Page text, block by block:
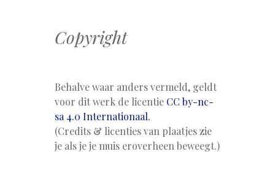
Copyright
Behalve waar anders vermeld, geldt
voor dit werk de licentie CC by-nc-
sa 4.0 Internationaal.
(Credits & licenties van plaatjes zie
je als je je muis eroverheen beweegt.)